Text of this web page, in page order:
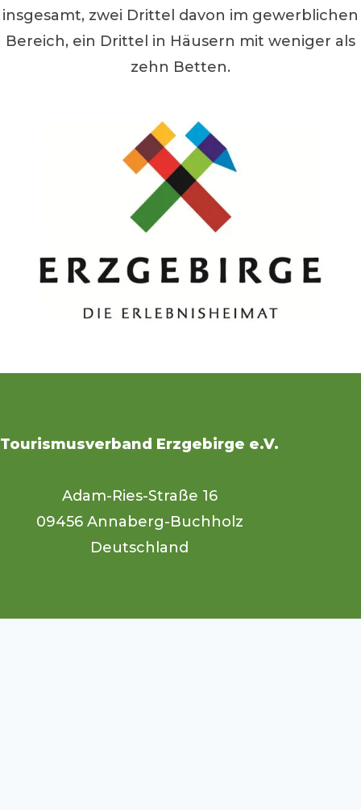
insgesamt, zwei Drittel davon im gewerblichen
Bereich, ein Drittel in Häusern mit weniger als
zehn Betten.
Tourismusverband Erzgebirge e.V.
Adam-Ries-Straße 16
09456 Annaberg-Buchholz
Deutschland